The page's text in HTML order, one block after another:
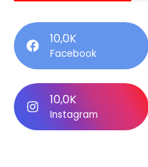
10,0K
Facebook
10,0K
Instagram